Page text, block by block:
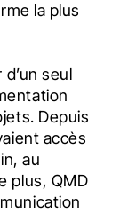
la plus
seul
Depuis
accès
au
plus, QMD